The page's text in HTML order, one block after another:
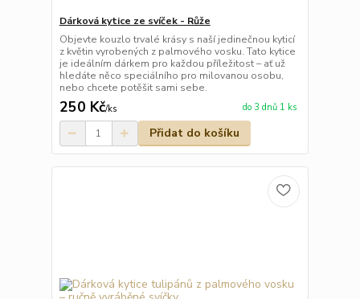
Dárková kytice ze svíček - Růže
Objevte kouzlo trvalé krásy s naší jedinečnou kyticí
z květin vyrobených z palmového vosku. Tato kytice
je ideálním dárkem pro každou příležitost – ať už
hledáte něco speciálního pro milovanou osobu,
nebo chcete potěšit sami sebe.
250 Kč/ks do 3 dnů 1 ks
Přidat do košíku